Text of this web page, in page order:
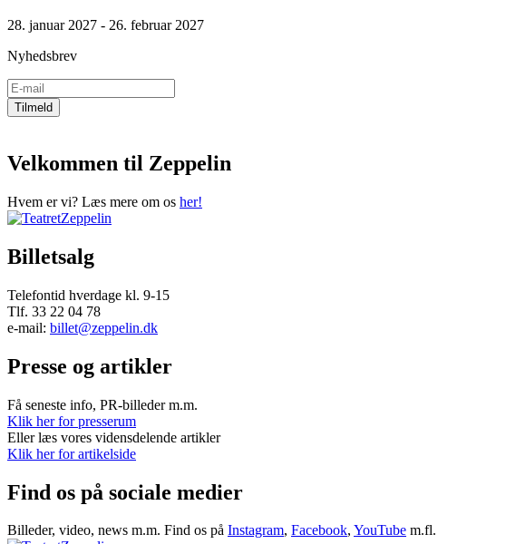
28. januar 2027 - 26. februar 2027
Nyhedsbrev
Velkommen til Zeppelin
Hvem er vi? Læs mere om os her!
Billetsalg
Telefontid hverdage kl. 9-15
Tlf. 33 22 04 78
e-mail: billet@zeppelin.dk
Presse og artikler
Få seneste info, PR-billeder m.m.
Klik her for presserum
Eller læs vores vidensdelende artikler
Klik her for artikelside
Find os på sociale medier
Billeder, video, news m.m. Find os på Instagram, Facebook, YouTube m.fl.